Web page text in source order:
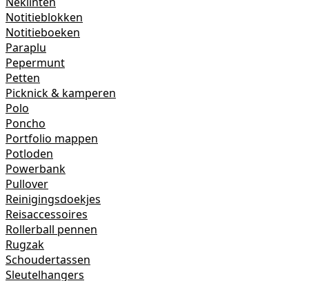
Notitieblokken
Notitieboeken
Paraplu
Pepermunt
Petten
Picknick & kamperen
Polo
Poncho
Portfolio mappen
Potloden
Powerbank
Pullover
Reinigingsdoekjes
Reisaccessoires
Rollerball pennen
Rugzak
Schoudertassen
Sleutelhangers